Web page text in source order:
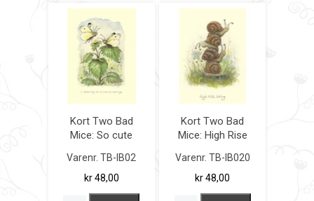
Kort Two Bad
Mice: So cute
Varenr. TB-IB02
kr 48,00
Kort Two Bad
Mice: High Rise
Varenr. TB-IB020
kr 48,00